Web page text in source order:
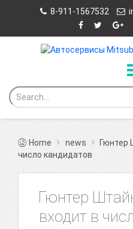
8-911-1567532
Home news
Гюнтер
число кандидатов
Гюнтер
входит в